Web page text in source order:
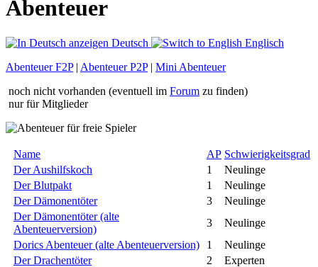
Abenteuer
Deutsch
Englisch
Abenteuer F2P| Abenteuer P2P| Mini Abenteuer
noch nicht vorhanden (eventuell im Forum zu finden)
nur für Mitglieder
Name AP Schwierigkeitsgrad
Der Aushilfskoch
1
Neulinge
Der Blutpakt
1
Neulinge
Der Dämonentöter
3
Neulinge
Der Dämonentöter (alte
Abenteuerversion)
3
Neulinge
Dorics Abenteuer (alte Abenteuerversion)
1
Neulinge
Der Drachentöter
2
Experten